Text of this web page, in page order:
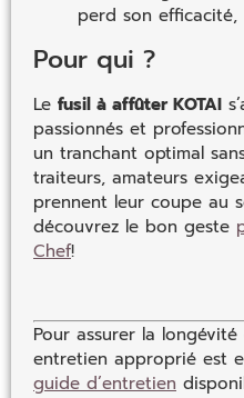
perd son efficacité,
Pour qui ?
Le fusil à affûter KOTAI
passionnés et
un tranchant optimal
traiteurs, amateurs
prennent leur coupe au
découvrez le bon geste
Chef!
Pour assurer la
entretien approprié est
guide d’entretien